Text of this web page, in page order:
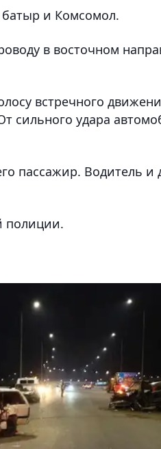
и Комсомол.
в восточном
встречного
сильного удара
пассажир. Водитель и
полиции.